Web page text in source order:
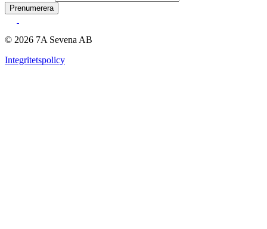
Prenumerera
© 2026 7A Sevena AB
Integritetspolicy